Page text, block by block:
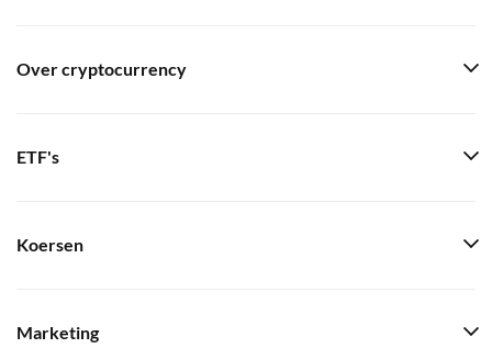
Over cryptocurrency
ETF's
Koersen
Marketing